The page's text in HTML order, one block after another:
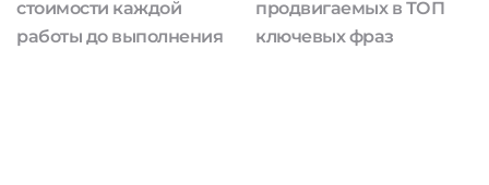
стоимости каждой
работы до выполнения
продвигаемых в ТОП
ключевых фраз